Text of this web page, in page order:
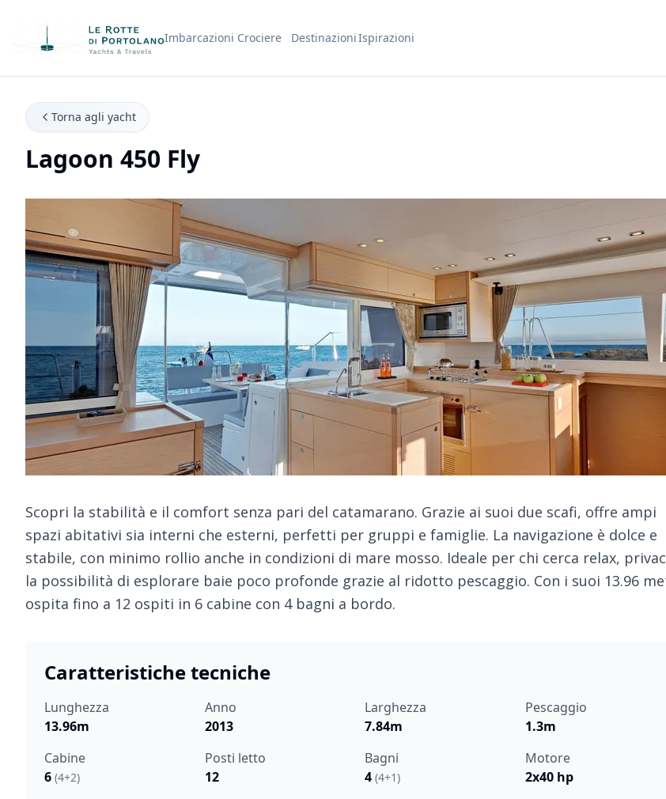
Nome Azienda Imbarcazioni Crociere DestinazioniIspirazioni
Torna agli yacht
Lagoon 450 Fly
Scopri la stabilità e il comfort senza pari del catamarano. Grazie ai suoi due scafi, offre ampi
spazi abitativi sia interni che esterni, perfetti per gruppi e famiglie. La navigazione è dolce e
stabile, con minimo rollio anche in condizioni di mare mosso. Ideale per chi cerca relax,
la possibilità di esplorare baie poco profonde grazie al ridotto pescaggio. Con i suoi 13.96
ospita fino a 12 ospiti in 6 cabine con 4 bagni a bordo.
Caratteristiche tecniche
Lunghezza
13.96m
Anno
2013
Larghezza
7.84m
Pescaggio
1.3m
Cabine
6 (4+2)
Posti letto
12
Bagni
4(4+1)
Motore
2x40 hp